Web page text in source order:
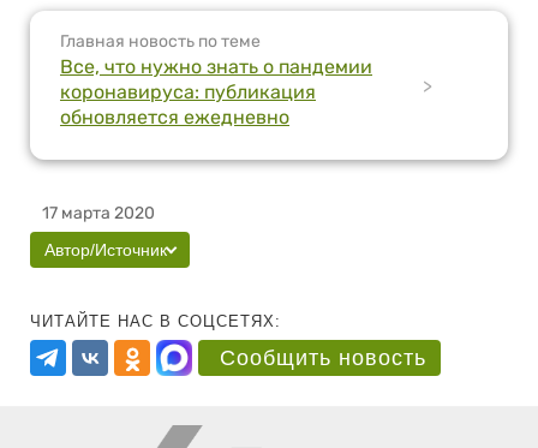
Главная новость по теме
Все, что нужно знать о пандемии
коронавируса: публикация
обновляется ежедневно
>
17 марта 2020
Автор/Источник
ЧИТАЙТЕ НАС В СОЦСЕТЯХ:
Сообщить новость